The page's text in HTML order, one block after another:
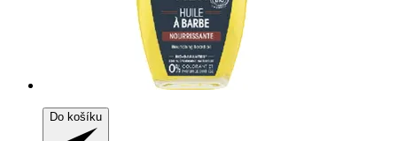
Do košíku